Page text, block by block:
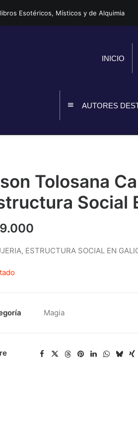
Esotéricos, Místicos y de Alquimia
INICIO
AUTORES
Tolosana
Social
ESTRUCTURA SOCIAL EN
Magia